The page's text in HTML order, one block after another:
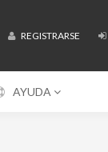
REGISTRARSE
AYUDA